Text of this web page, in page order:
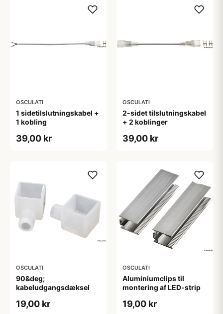
OSCULATI
1 sidetilslutningskabel +
1 kobling
39,00 kr
OSCULATI
2-sidet tilslutningskabel
+ 2 koblinger
39,00 kr
OSCULATI
90&deg;
kabeludgangsdæksel
19,00 kr
OSCULATI
Aluminiumclips til
montering af LED-strip
19,00 kr